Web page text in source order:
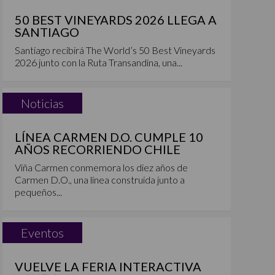
50 BEST VINEYARDS 2026 LLEGA A
SANTIAGO
Santiago recibirá The World’s 50 Best Vineyards
2026 junto con la Ruta Transandina, una...
Noticias
LÍNEA CARMEN D.O. CUMPLE 10
AÑOS RECORRIENDO CHILE
Viña Carmen conmemora los diez años de
Carmen D.O., una línea construida junto a
pequeños...
Eventos
VUELVE LA FERIA INTERACTIVA